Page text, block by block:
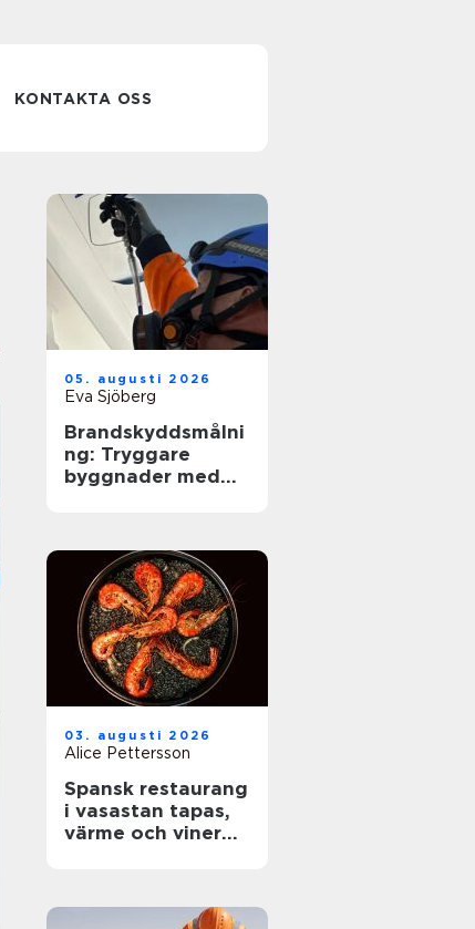
KONTAKTA OSS
05. augusti 2026
Eva Sjöberg
Brandskyddsmålni
ng: Tryggare
byggnader med
03. augusti 2026
Alice Pettersson
Spansk restaurang
i vasastan tapas,
värme och viner